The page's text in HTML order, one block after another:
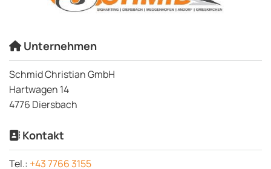
 Unternehmen
Schmid Christian GmbH
Hartwagen 14
4776 Diersbach
 Kontakt
Tel.: +43 7766 3155